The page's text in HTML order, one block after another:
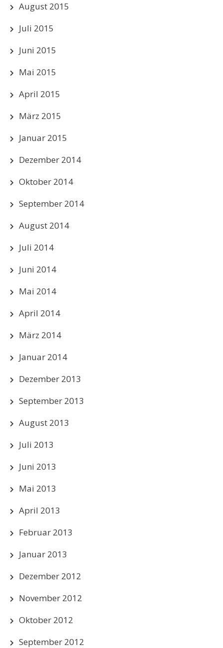
August 2015
Juli 2015
Juni 2015
Mai 2015
April 2015
März 2015
Januar 2015
Dezember 2014
Oktober 2014
September 2014
August 2014
Juli 2014
Juni 2014
Mai 2014
April 2014
März 2014
Januar 2014
Dezember 2013
September 2013
August 2013
Juli 2013
Juni 2013
Mai 2013
April 2013
Februar 2013
Januar 2013
Dezember 2012
November 2012
Oktober 2012
September 2012